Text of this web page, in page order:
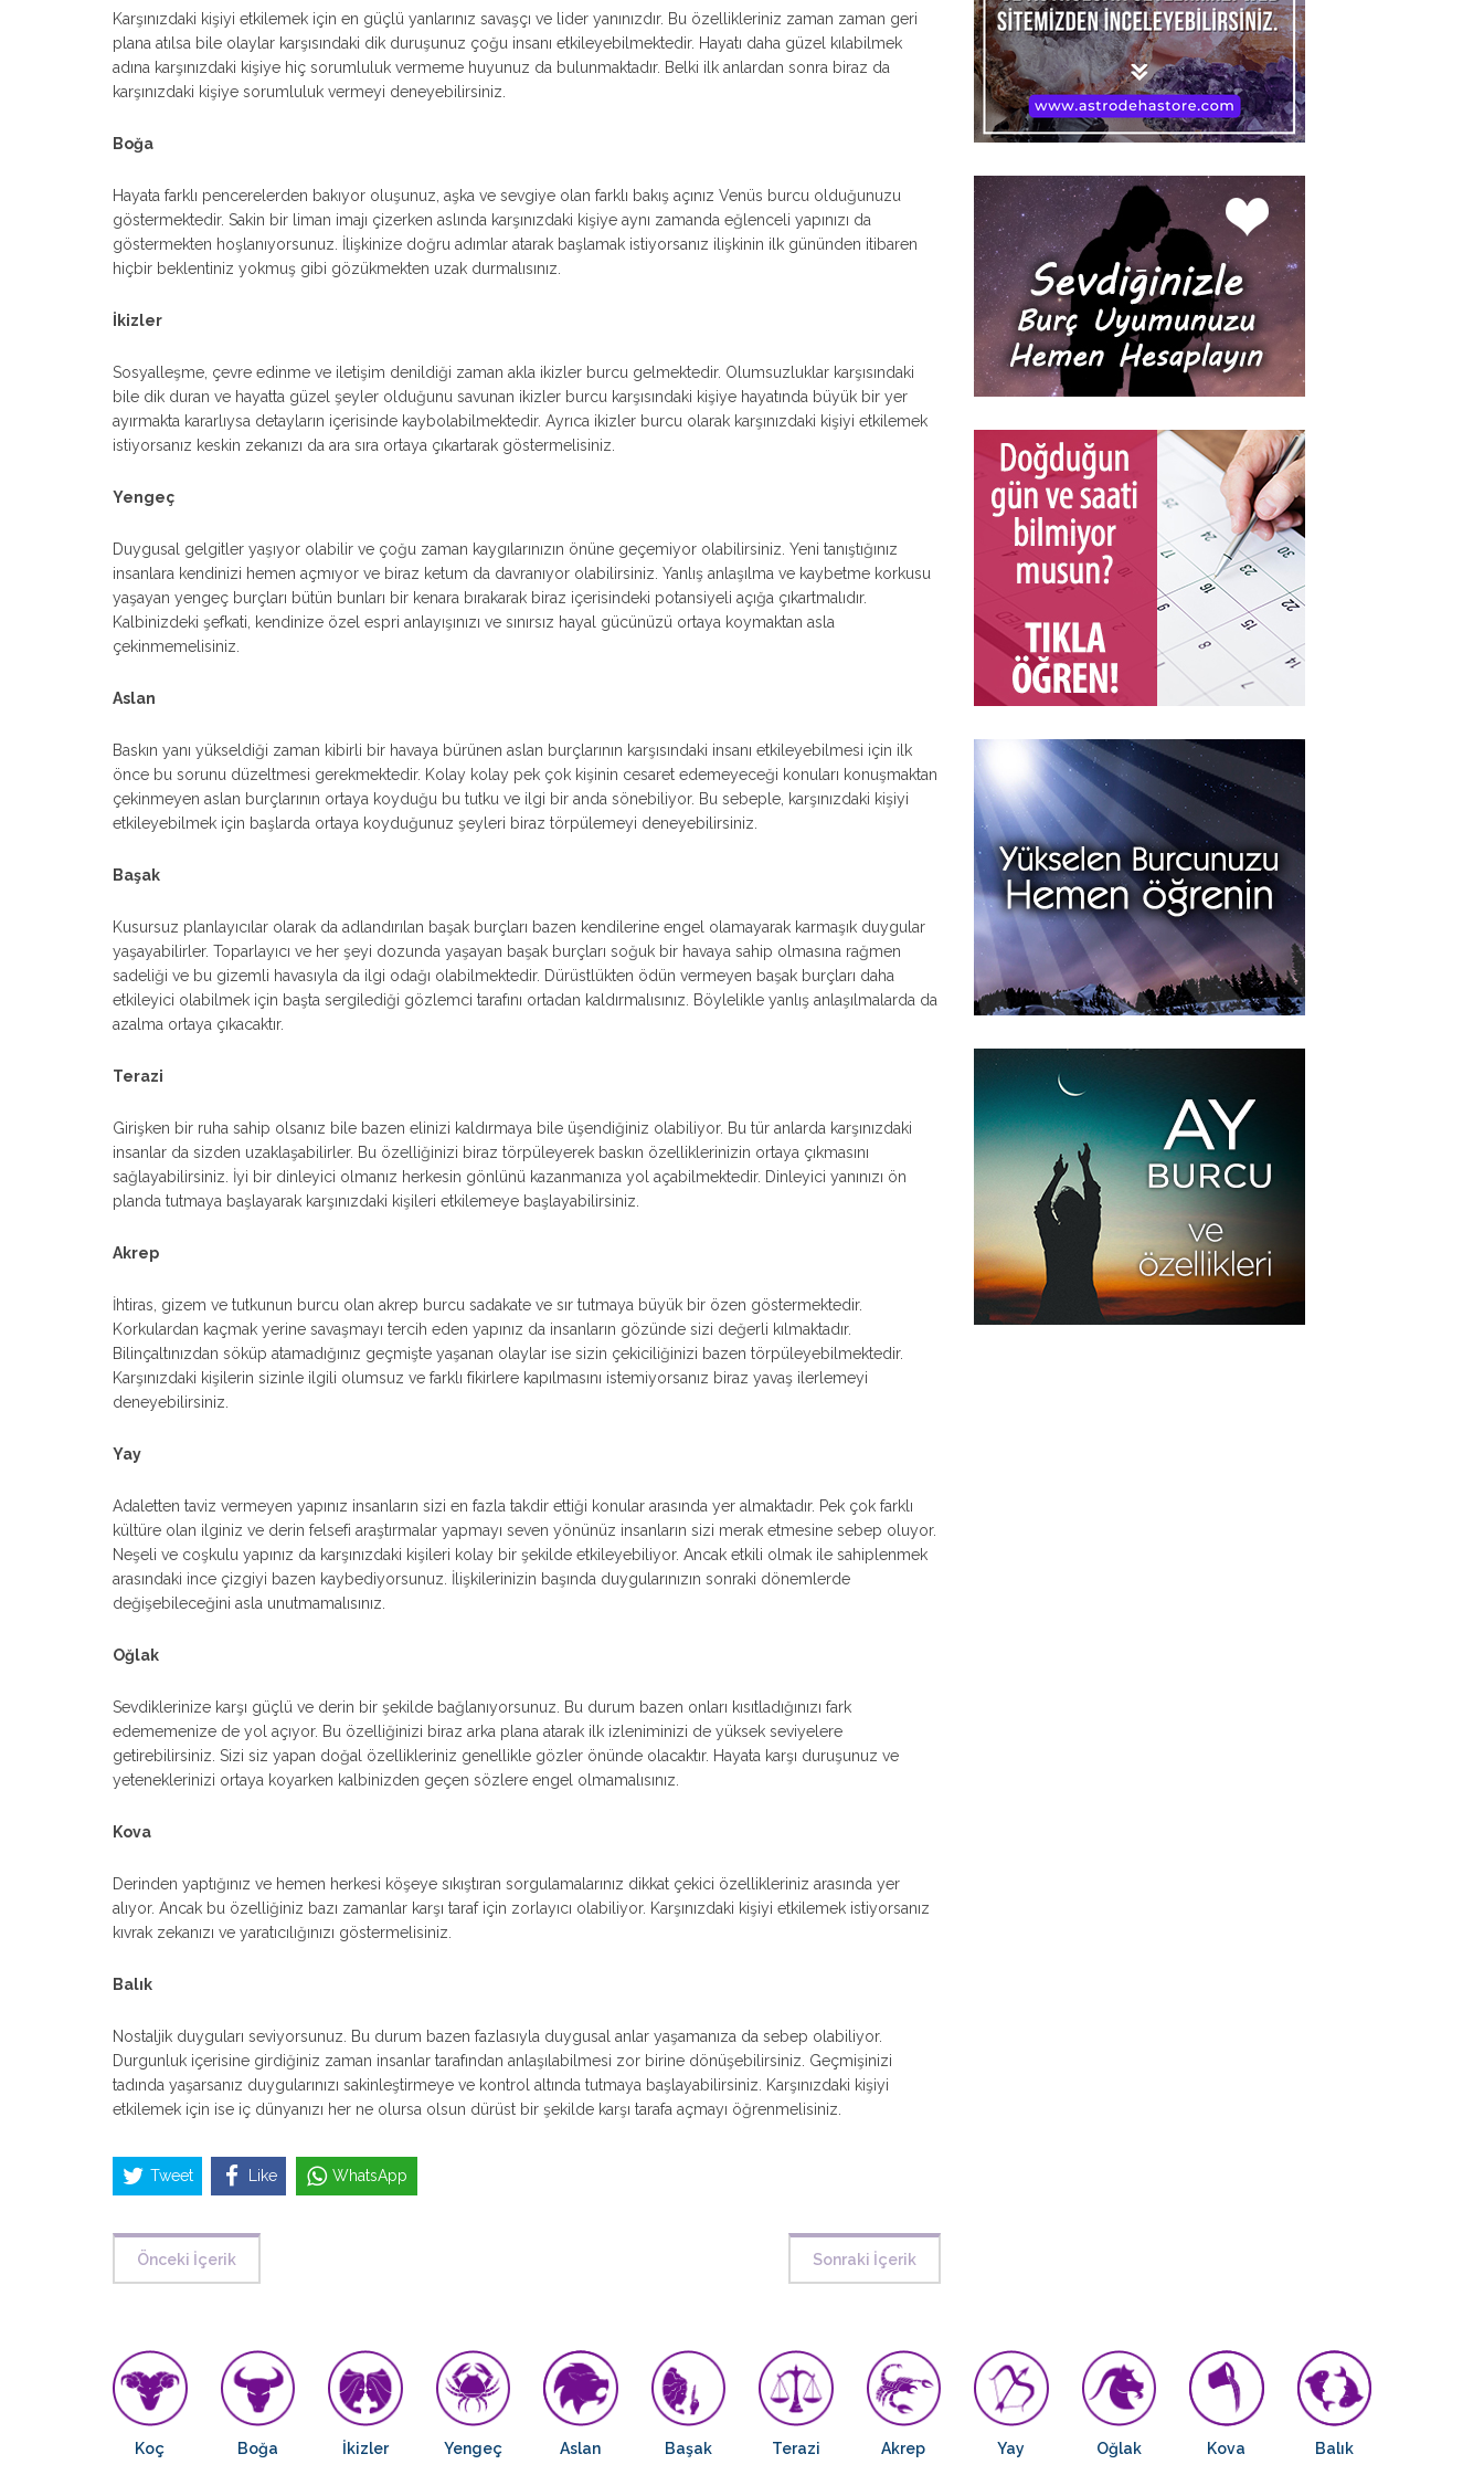
Karşınızdaki kişiyi etkilemek için en güçlü yanlarınız savaşçı ve lider yanınızdır. Bu özellikleriniz zaman zaman geri
plana atılsa bile olaylar karşısındaki dik duruşunuz çoğu insanı etkileyebilmektedir. Hayatı daha güzel kılabilmek
adına karşınızdaki kişiye hiç sorumluluk vermeme huyunuz da bulunmaktadır. Belki ilk anlardan sonra biraz da
karşınızdaki kişiye sorumluluk vermeyi deneyebilirsiniz.
Boğa
Hayata farklı pencerelerden bakıyor oluşunuz, aşka ve sevgiye olan farklı bakış açınız Venüs burcu olduğunuzu
göstermektedir. Sakin bir liman imajı çizerken aslında karşınızdaki kişiye aynı zamanda eğlenceli yapınızı da
göstermekten hoşlanıyorsunuz. İlişkinize doğru adımlar atarak başlamak istiyorsanız ilişkinin ilk gününden itibaren
hiçbir beklentiniz yokmuş gibi gözükmekten uzak durmalısınız.
İkizler
Sosyalleşme, çevre edinme ve iletişim denildiği zaman akla ikizler burcu gelmektedir. Olumsuzluklar karşısındaki
bile dik duran ve hayatta güzel şeyler olduğunu savunan ikizler burcu karşısındaki kişiye hayatında büyük bir yer
ayırmakta kararlıysa detayların içerisinde kaybolabilmektedir. Ayrıca ikizler burcu olarak karşınızdaki kişiyi etkilemek
istiyorsanız keskin zekanızı da ara sıra ortaya çıkartarak göstermelisiniz.
Yengeç
Duygusal gelgitler yaşıyor olabilir ve çoğu zaman kaygılarınızın önüne geçemiyor olabilirsiniz. Yeni tanıştığınız
insanlara kendinizi hemen açmıyor ve biraz ketum da davranıyor olabilirsiniz. Yanlış anlaşılma ve kaybetme korkusu
yaşayan yengeç burçları bütün bunları bir kenara bırakarak biraz içerisindeki potansiyeli açığa çıkartmalıdır.
Kalbinizdeki şefkati, kendinize özel espri anlayışınızı ve sınırsız hayal gücünüzü ortaya koymaktan asla
çekinmemelisiniz.
Aslan
Baskın yanı yükseldiği zaman kibirli bir havaya bürünen aslan burçlarının karşısındaki insanı etkileyebilmesi için ilk
önce bu sorunu düzeltmesi gerekmektedir. Kolay kolay pek çok kişinin cesaret edemeyeceği konuları konuşmaktan
çekinmeyen aslan burçlarının ortaya koyduğu bu tutku ve ilgi bir anda sönebiliyor. Bu sebeple, karşınızdaki kişiyi
etkileyebilmek için başlarda ortaya koyduğunuz şeyleri biraz törpülemeyi deneyebilirsiniz.
Başak
Kusursuz planlayıcılar olarak da adlandırılan başak burçları bazen kendilerine engel olamayarak karmaşık duygular
yaşayabilirler. Toparlayıcı ve her şeyi dozunda yaşayan başak burçları soğuk bir havaya sahip olmasına rağmen
sadeliği ve bu gizemli havasıyla da ilgi odağı olabilmektedir. Dürüstlükten ödün vermeyen başak burçları daha
etkileyici olabilmek için başta sergilediği gözlemci tarafını ortadan kaldırmalısınız. Böylelikle yanlış anlaşılmalarda da
azalma ortaya çıkacaktır.
Terazi
Girişken bir ruha sahip olsanız bile bazen elinizi kaldırmaya bile üşendiğiniz olabiliyor. Bu tür anlarda karşınızdaki
insanlar da sizden uzaklaşabilirler. Bu özelliğinizi biraz törpüleyerek baskın özelliklerinizin ortaya çıkmasını
sağlayabilirsiniz. İyi bir dinleyici olmanız herkesin gönlünü kazanmanıza yol açabilmektedir. Dinleyici yanınızı ön
planda tutmaya başlayarak karşınızdaki kişileri etkilemeye başlayabilirsiniz.
Akrep
İhtiras, gizem ve tutkunun burcu olan akrep burcu sadakate ve sır tutmaya büyük bir özen göstermektedir.
Korkulardan kaçmak yerine savaşmayı tercih eden yapınız da insanların gözünde sizi değerli kılmaktadır.
Bilinçaltınızdan söküp atamadığınız geçmişte yaşanan olaylar ise sizin çekiciliğinizi bazen törpüleyebilmektedir.
Karşınızdaki kişilerin sizinle ilgili olumsuz ve farklı fikirlere kapılmasını istemiyorsanız biraz yavaş ilerlemeyi
deneyebilirsiniz.
Yay
Adaletten taviz vermeyen yapınız insanların sizi en fazla takdir ettiği konular arasında yer almaktadır. Pek çok farklı
kültüre olan ilginiz ve derin felsefi araştırmalar yapmayı seven yönünüz insanların sizi merak etmesine sebep oluyor.
Neşeli ve coşkulu yapınız da karşınızdaki kişileri kolay bir şekilde etkileyebiliyor. Ancak etkili olmak ile sahiplenmek
arasındaki ince çizgiyi bazen kaybediyorsunuz. İlişkilerinizin başında duygularınızın sonraki dönemlerde
değişebileceğini asla unutmamalısınız.
Oğlak
Sevdiklerinize karşı güçlü ve derin bir şekilde bağlanıyorsunuz. Bu durum bazen onları kısıtladığınızı fark
edememenize de yol açıyor. Bu özelliğinizi biraz arka plana atarak ilk izleniminizi de yüksek seviyelere
getirebilirsiniz. Sizi siz yapan doğal özellikleriniz genellikle gözler önünde olacaktır. Hayata karşı duruşunuz ve
yeteneklerinizi ortaya koyarken kalbinizden geçen sözlere engel olmamalısınız.
Kova
Derinden yaptığınız ve hemen herkesi köşeye sıkıştıran sorgulamalarınız dikkat çekici özellikleriniz arasında yer
alıyor. Ancak bu özelliğiniz bazı zamanlar karşı taraf için zorlayıcı olabiliyor. Karşınızdaki kişiyi etkilemek istiyorsanız
kıvrak zekanızı ve yaratıcılığınızı göstermelisiniz.
Balık
Nostaljik duyguları seviyorsunuz. Bu durum bazen fazlasıyla duygusal anlar yaşamanıza da sebep olabiliyor.
Durgunluk içerisine girdiğiniz zaman insanlar tarafından anlaşılabilmesi zor birine dönüşebilirsiniz. Geçmişinizi
tadında yaşarsanız duygularınızı sakinleştirmeye ve kontrol altında tutmaya başlayabilirsiniz. Karşınızdaki kişiyi
etkilemek için ise iç dünyanızı her ne olursa olsun dürüst bir şekilde karşı tarafa açmayı öğrenmelisiniz.
Tweet Like WhatsApp
Önceki İçerik Sonraki İçerik
Koç Boğa İkizler Yengeç Aslan Başak Terazi Akrep Yay Oğlak Kova Balık